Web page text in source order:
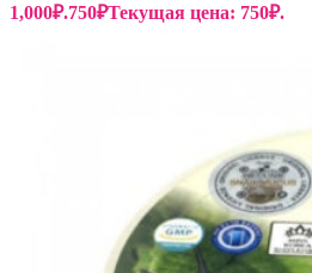
1,000₽.750₽Текущая цена: 750₽.